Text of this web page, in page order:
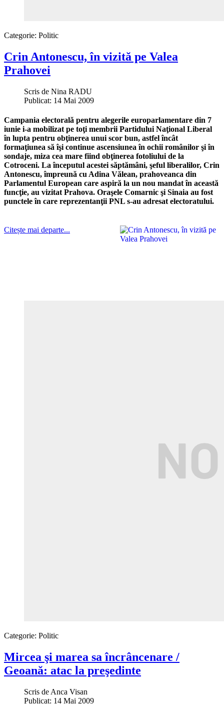
Categorie: Politic
Crin Antonescu, în vizită pe Valea
Prahovei
Scris de Nina RADU
Publicat: 14 Mai 2009
Campania electorală pentru alegerile europarlamentare din 7
iunie i-a mobilizat pe toţi membrii Partidului Naţional Liberal
în lupta pentru obţinerea unui scor bun, astfel încât
formaţiunea să îşi continue ascensiunea în ochii românilor şi în
sondaje, miza cea mare fiind obţinerea fotoliului de la
Cotroceni. La începutul acestei săptămâni, şeful liberalilor, Crin
Antonescu, împreună cu Adina Vălean, prahoveanca din
Parlamentul European care aspiră la un nou mandat în această
funcţie, au vizitat Prahova. Oraşele Comarnic şi Sinaia au fost
punctele în care reprezentanţii PNL s-au adresat electoratului.
Citește mai departe...
Categorie: Politic
Mircea şi marea sa încrâncenare /
Geoană: atac la preşedinte
Scris de Anca Visan
Publicat: 14 Mai 2009